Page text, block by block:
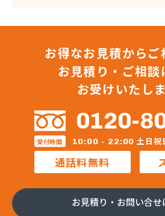
株式会社渡辺商店
株式会社東京水沢商店 狭山営
株式会社東武商会
株式会社奈良屋燃料
株式会社内田商店 朝霞営業所
株式会社内田商店 鶴ヶ島営業
株式会社日光溶材
株式会社豊田設備
株式会社木村周作商店
株式会社澤利喜商店
お得なお見積からご
お見積り・ご相談
お受けいたし
0120-
受付時間 10:00 - 22:00 土日祝
通話料無料
お見積り・お問い合せ